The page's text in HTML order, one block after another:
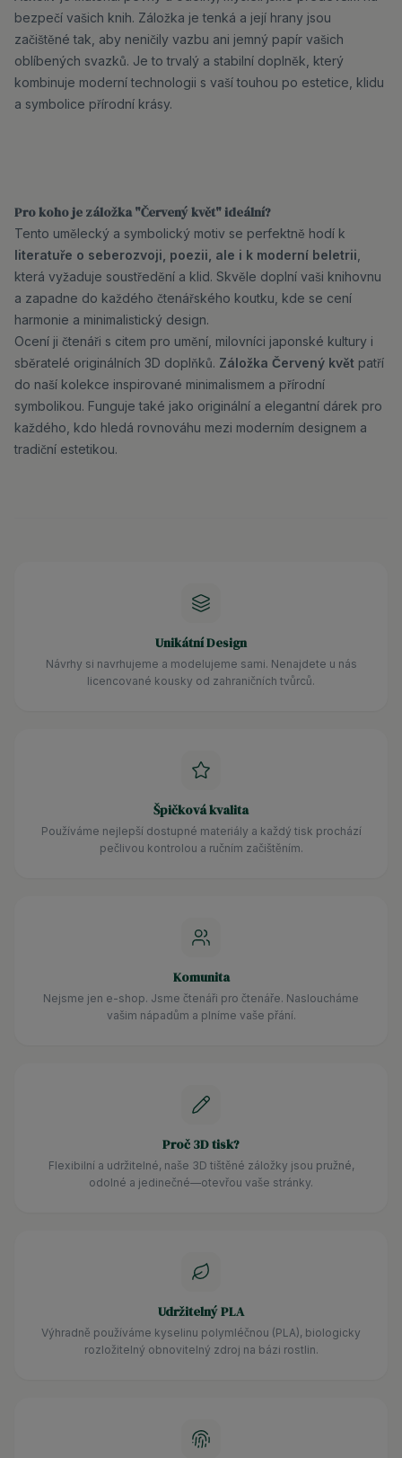
bezpečí vašich knih. Záložka je tenká a její hrany jsou
začištěné tak, aby neničily vazbu ani jemný papír vašich
oblíbených svazků. Je to trvalý a stabilní doplněk, který
kombinuje moderní technologii s vaší touhou po estetice, klidu
a symbolice přírodní krásy.
Pro koho je záložka "Červený květ" ideální?
Tento umělecký a symbolický motiv se perfektně hodí k
literatuře o seberozvoji, poezii, ale i k moderní beletrii
která vyžaduje soustředění a klid. Skvěle doplní vaši knihovnu
a zapadne do každého čtenářského koutku, kde se cení
harmonie a minimalistický design.
Ocení ji čtenáři s citem pro umění, milovníci japonské kultury i
sběratelé originálních 3D doplňků. Záložka Červený květ patří
do naší kolekce inspirované minimalismem a přírodní
symbolikou. Funguje také jako originální a elegantní dárek pro
každého, kdo hledá rovnováhu mezi moderním designem a
tradiční estetikou.
Unikátní Design
Návrhy si navrhujeme a modelujeme sami. Nenajdete u nás
licencované kousky od zahraničních tvůrců.
Špičková kvalita
Používáme nejlepší dostupné materiály a každý tisk prochází
pečlivou kontrolou a ručním začištěním.
Komunita
Nejsme jen e-shop. Jsme čtenáři pro čtenáře. Nasloucháme
vašim nápadům a plníme vaše přání.
Proč 3D tisk?
Flexibilní a udržitelné, naše 3D tištěné záložky jsou pružné,
odolné a jedinečné—otevřou vaše stránky.
Udržitelný PLA
Výhradně používáme kyselinu polymléčnou (PLA), biologicky
rozložitelný obnovitelný zdroj na bázi rostlin.